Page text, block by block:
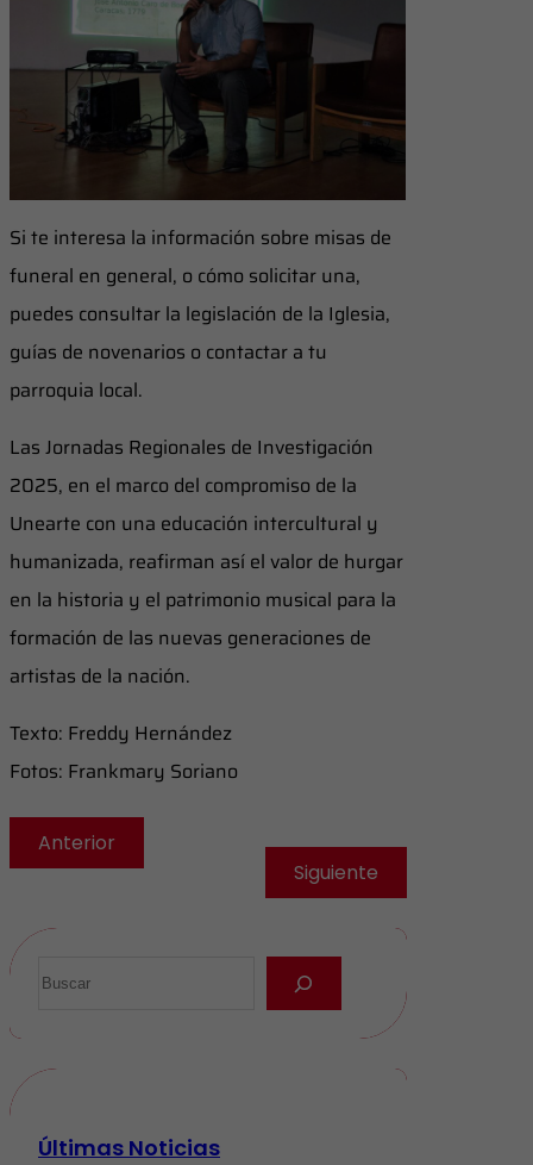
Si te interesa la información sobre misas de
funeral en general, o cómo solicitar una,
puedes consultar la legislación de la Iglesia,
guías de novenarios o contactar a tu
parroquia local.
Las Jornadas Regionales de Investigación
2025, en el marco del compromiso de la
Unearte con una educación intercultural y
humanizada, reafirman así el valor de hurgar
en la historia y el patrimonio musical para la
formación de las nuevas generaciones de
artistas de la nación.
Texto: Freddy Hernández
Fotos: Frankmary Soriano
Anterior
Siguiente
Últimas Noticias